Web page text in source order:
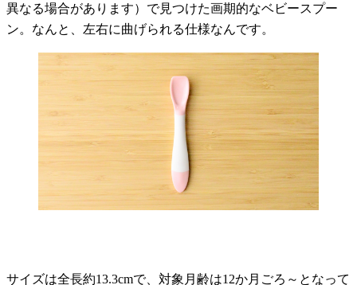
異なる場合があります）で見つけた画期的なベビースプー
ン。なんと、左右に曲げられる仕様なんです。
サイズは全長約13.3cmで、対象月齢は12か月ごろ～となって